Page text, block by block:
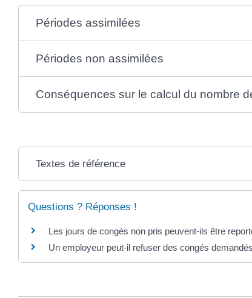
Périodes assimilées
Périodes non assimilées
Conséquences sur le calcul du nombre
Textes de référence
Questions ? Réponses !
Les jours de congés non pris peuvent-ils être
Un employeur peut-il refuser des congés